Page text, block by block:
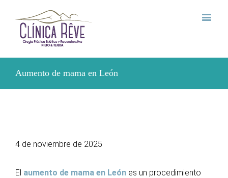
Aumento de mama en León
4 de noviembre de 2025
El aumento de mama en León es un procedimiento